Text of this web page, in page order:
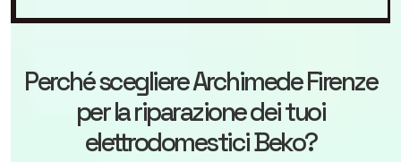
Perché scegliereArchimede Firenze
per la riparazione dei tuoi
elettrodomestici Beko?